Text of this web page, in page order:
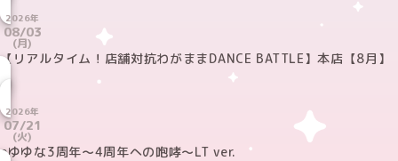
2026年
08/03
(月)
【リアルタイム！店舗対抗わがままDANCE BATTLE】本店【8月】
2026年
07/21
(火)
eゆゆな3周年〜4周年への咆哮〜LT ver.